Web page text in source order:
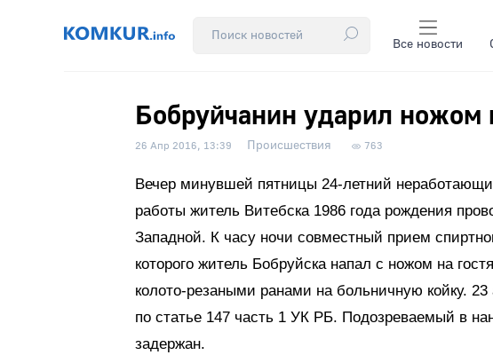
Все новости
Бобруйчанин ударил ножом
26 Апр 2016, 13:39 Происшествия 763
Вечер минувшей пятницы 24-летний
работы житель Витебска 1986 года рождения
Западной. К часу ночи совместный прием
которого житель Бобруйска напал с ножом на
колото-резаными ранами на больничную койку.
по статье 147 часть 1 УК РБ. Подозреваемый в
задержан.